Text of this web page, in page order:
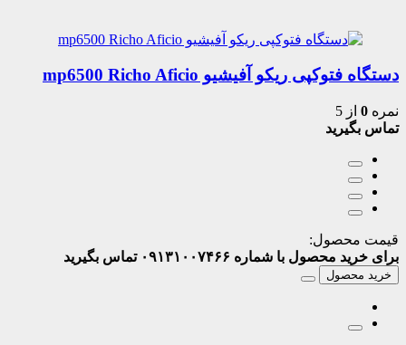
دستگاه فتوکپی ریکو آفیشیو mp6500 Richo Aficio
نمره 0 از 5
تماس بگیرید
قیمت محصول:
برای خرید محصول با شماره ۰۹۱۳۱۰۰۷۴۶۶ تماس بگیرید
خرید محصول